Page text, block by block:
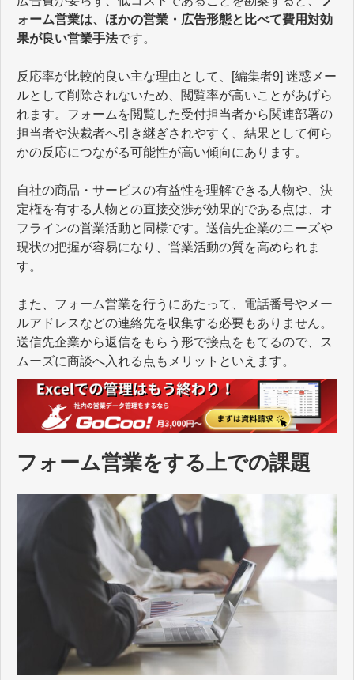
ォーム営業は、ほかの営業・広告形態と比べて費用対効
果が良い営業手法です。
反応率が比較的良い主な理由として、[編集者9] 迷惑メー
ルとして削除されないため、閲覧率が高いことがあげら
れます。フォームを閲覧した受付担当者から関連部署の
担当者や決裁者へ引き継ぎされやすく、結果として何ら
かの反応につながる可能性が高い傾向にあります。
自社の商品・サービスの有益性を理解できる人物や、決
定権を有する人物との直接交渉が効果的である点は、オ
フラインの営業活動と同様です。送信先企業のニーズや
現状の把握が容易になり、営業活動の質を高められま
す。
また、フォーム営業を行うにあたって、電話番号やメー
ルアドレスなどの連絡先を収集する必要もありません。
送信先企業から返信をもらう形で接点をもてるので、ス
ムーズに商談へ入れる点もメリットといえます。
フォーム営業をする上での課題